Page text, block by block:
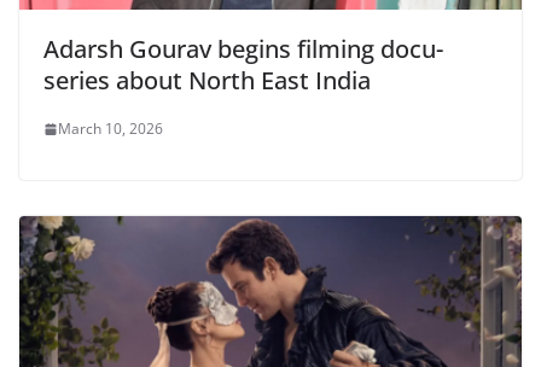
Adarsh Gourav begins filming docu-
series about North East India
March 10, 2026